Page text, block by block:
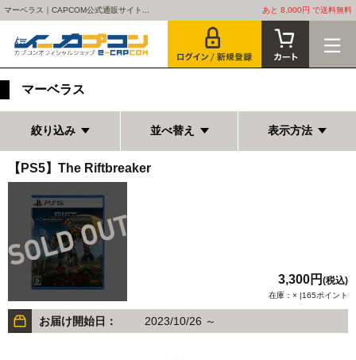
マーベラス｜CAPCOM公式通販サイト... あと 8,000円 で送料無料
マーベラス
絞り込み 並べ替え 表示方法
【PS5】The Riftbreaker
3,300円 (税込)
在庫：× |165ポイント
お届け開始日： 2023/10/26 ～